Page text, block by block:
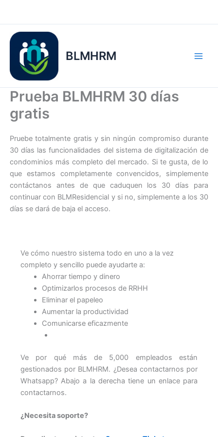
BLMHRM
Prueba BLMHRM 30 días
gratis
Pruebe totalmente gratis y sin ningún compromiso durante
30 días las funcionalidades del sistema de digitalización de
condominios más completo del mercado. Si te gusta, de lo
que estamos completamente convencidos, simplemente
contáctanos antes de que caduquen los 30 días para
continuar con BLMResidencial y si no, simplemente a los 30
días se dará de baja el acceso.
Ve cómo nuestro sistema todo en uno a la vez
completo y sencillo puede ayudarte a:
Ahorrar tiempo y dinero
Optimizarlos procesos de RRHH
Eliminar el papeleo
Aumentar la productividad
Comunicarse eficazmente
Ve por qué más de 5,000 empleados están
gestionados por BLMHRM. ¿Desea contactarnos por
Whatsapp? Abajo a la derecha tiene un enlace para
contactarnos.
¿Necesita soporte?